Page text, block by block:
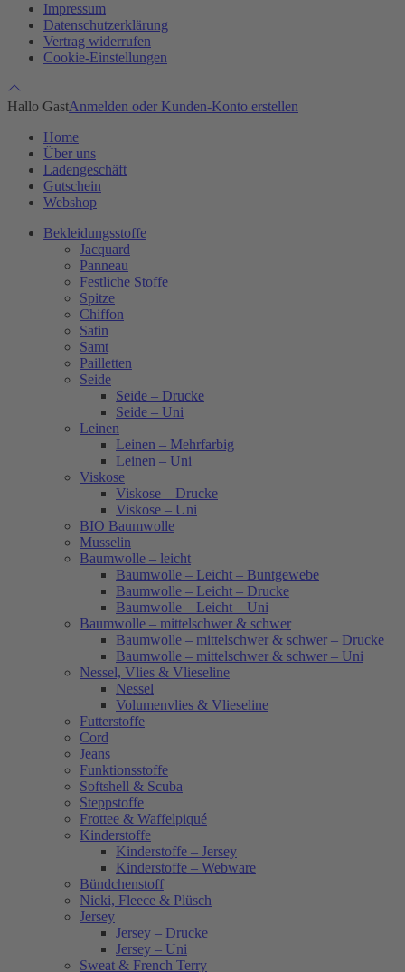
Impressum
Datenschutzerklärung
Vertrag widerrufen
Cookie-Einstellungen
Hallo GastAnmelden oder Kunden-Konto erstellen
Home
Über uns
Ladengeschäft
Gutschein
Webshop
Bekleidungsstoffe
Jacquard
Panneau
Festliche Stoffe
Spitze
Chiffon
Satin
Samt
Pailletten
Seide
Seide – Drucke
Seide – Uni
Leinen
Leinen – Mehrfarbig
Leinen – Uni
Viskose
Viskose – Drucke
Viskose – Uni
BIO Baumwolle
Musselin
Baumwolle – leicht
Baumwolle – Leicht – Buntgewebe
Baumwolle – Leicht – Drucke
Baumwolle – Leicht – Uni
Baumwolle – mittelschwer & schwer
Baumwolle – mittelschwer & schwer – Drucke
Baumwolle – mittelschwer & schwer – Uni
Nessel, Vlies & Vlieseline
Nessel
Volumenvlies & Vlieseline
Futterstoffe
Cord
Jeans
Funktionsstoffe
Softshell & Scuba
Steppstoffe
Frottee & Waffelpiqué
Kinderstoffe
Kinderstoffe – Jersey
Kinderstoffe – Webware
Bündchenstoff
Nicki, Fleece & Plüsch
Jersey
Jersey – Drucke
Jersey – Uni
Sweat & French Terry